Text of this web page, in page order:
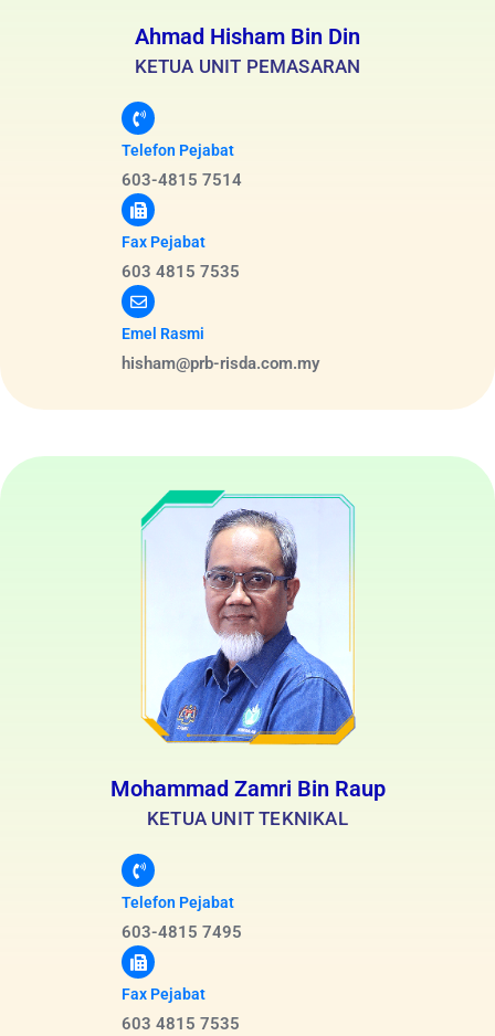
Ahmad Hisham Bin Din
KETUA UNIT PEMASARAN
Telefon Pejabat
603-4815 7514
Fax Pejabat
603 4815 7535
Emel Rasmi
hisham@prb-risda.com.my
Mohammad Zamri Bin Raup
KETUA UNIT TEKNIKAL
Telefon Pejabat
603-4815 7495
Fax Pejabat
603 4815 7535